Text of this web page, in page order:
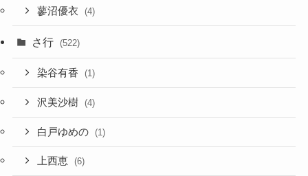
蓼沼優衣 (4)
さ行 (522)
染谷有香 (1)
沢美沙樹 (4)
白戸ゆめの (1)
上西恵 (6)